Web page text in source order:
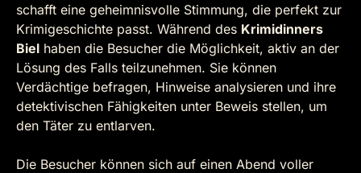
schafft eine geheimnisvolle Stimmung, die perfekt zur
Krimigeschichte passt. Während des Krimidinners
Biel haben die Besucher die Möglichkeit, aktiv an der
Lösung des Falls teilzunehmen. Sie können
Verdächtige befragen, Hinweise analysieren und ihre
detektivischen Fähigkeiten unter Beweis stellen, um
den Täter zu entlarven.
Die Besucher können sich auf einen Abend voller